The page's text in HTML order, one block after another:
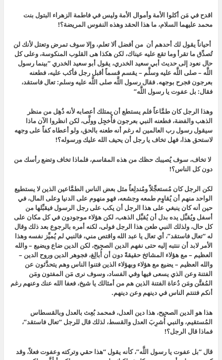
اقدح في مَن أكلوا الأمة وأموال الأمة وليس في فاطمة الزهراء البتول بنت
محمد عليهما السلام، ما هذا الحقد وهذه النفوس المريضة؟!
أحياناً يقول لك أحدهم أن من أفضل ألا تعلم، وإلا سوف تمرض وتعتل لأنك لن
تُصدِّق ما تقرأ وما تقع عليه عيناك، لكن هكذا هى القلوب المنكوسة، وعلى كل
حال نعود إلى حديثأبي سعيد الخدري، يقول أبو سعيد الخدري “بينما رسول
اللَّه – صلى اللَّه عليه وسلَّم – يقسم قسماً أقبل رجل فأكب عليه، فطعنه
بعرجون فجرح بوجهه. فقال رسول اللَّه صلى اللَّه عليه وسلم: تعال فاستقد،
فقال: بل عفوت يا رسول اللَّه”
وهذا الرجل كان طمَّاعاً فلم يستطع أن يمتلك أعصابه لأنه ذُهِل من منظر
الذهب والفضة، فطعنه النبي بعرجون فأُخجِل وولَّى، لكن انظروا الآن ماذا
سيقول رسول رب العالمين له رغم أنه طعنه بالحق، ولو أعطاه كفاً على وجهه
لاستحق هذا، فهل تخاف يا رجل أن يحيف الله عليك ورسوله؟!
لا تخاف، سوف يُصيبك حظك من هذه المقاسم، فلماذا تخاف وتضع رأسك من
دون كل الناس؟!
لكن الرجل كان مُستعجِّلاً ومُندلِعاً مثل بعض الناس الطمَّاعين الذين لا يستطيع
الواحد منهم أن يُقاوِم طمعه وجشعه، فهو منهوم على الدنيا وعلى المال، في
حين أنه كان ينبغي على هذا الرجل أن يكب على رجل الرسول فيقبِّلها من
أسفل ويُقبِّل يده بدل أن يُقبِّل الذهب، لكن هؤلاء موجودون في كل مكان على
كل حال، ولذلك النبي طعن هذا الرجل فولى، لكنه أمره بالرجوع بعد ذلك وقال
له “تعال فاستقد”، أي تعال يا عبد الله واقتص مني، فالنبي لم يُميِّز نفسه وهذا
الأمر لابد أن ننتبه إليه حتى نفهم الدين الصحيح، لكن الدين ضاع ويضيع – والله
العظيم – مع هؤلاء المشائخ حقيقةً دون أن أُبالِغ، فجوهر الدين وروح الدين –
والله العظيم – يضيع مع هؤلاء وبهؤلاء الذين فتنوا الناس وهم يتحدَّثون عن
الفتنة وعن الذي يسعى فيها وفي الفساد، وسوف نرى مَن المفتون ومَن
المُفتَّن ومَن دُعاة الفتنة الذين هم من أمثالك يا شيخ، فعفا الله عنك وعنهم رغم
أنكم فتنتم الناس في دينهم وعن دينهم.
هذا هو الدين الصحيح، هذا دين العدل، فمحمد بُعِث بالعدل وبالقسطاس
المُستقيم، والنبي أُشرِبَ العدل والقسط، لذلك قال للرجل “تعال فاستقد”،
فماذا قال الرجل؟!
قال “بل عفوت يا رسول اللَّه”، كأنه يقول “هذا حقي وتركته وعفوت فعلاً، وقد